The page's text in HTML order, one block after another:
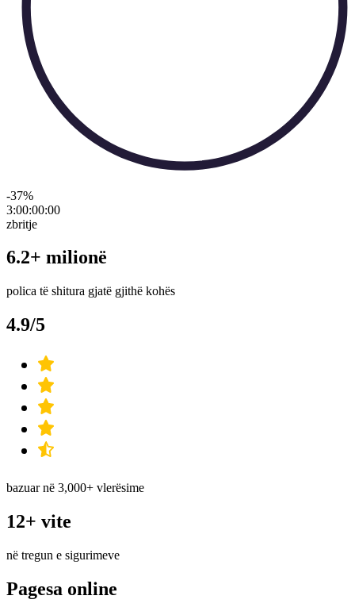
-37%
3:00:00:00
zbritje
6.2+ milionë
polica të shitura gjatë gjithë kohës
4.9/5
bazuar në 3,000+ vlerësime
12+ vite
në tregun e sigurimeve
Pagesa online